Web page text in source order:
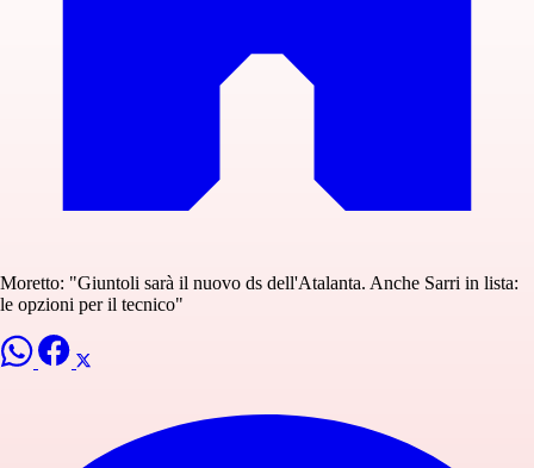
Moretto: "Giuntoli sarà il nuovo ds dell'Atalanta. Anche Sarri in lista:
le opzioni per il tecnico"